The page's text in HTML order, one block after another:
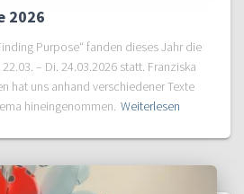
2026
Purpose“ fanden dieses Jahr die
– Di. 24.03.2026 statt. Franziska
hat uns anhand verschiedener Texte
hineingenommen. Weiterlesen